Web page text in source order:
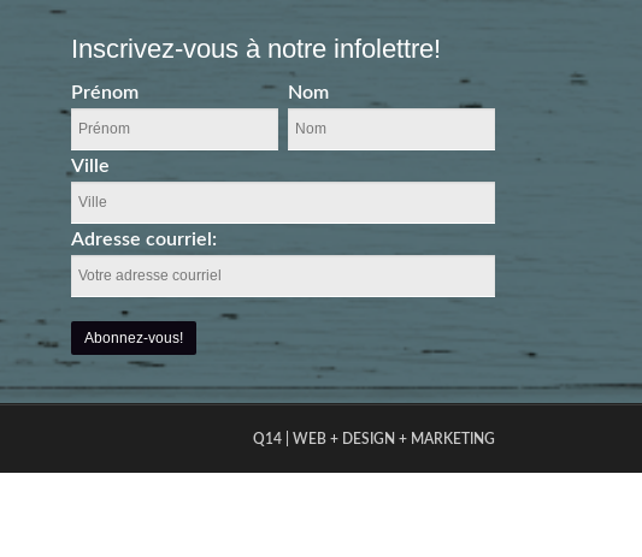
Inscrivez-vous à notre infolettre!
Prénom Nom
Ville
Adresse courriel:
Q14 | WEB + DESIGN + MARKETING